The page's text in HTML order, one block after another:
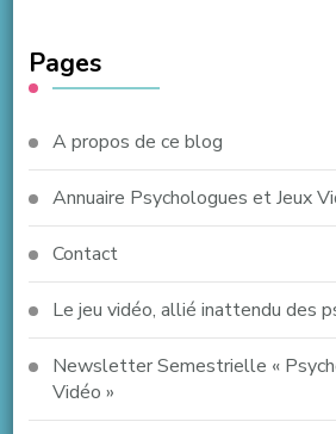
Pages
A propos de ce blog
Annuaire Psychologues et Jeux
Contact
Le jeu vidéo, allié inattendu des
Newsletter Semestrielle «
Vidéo »